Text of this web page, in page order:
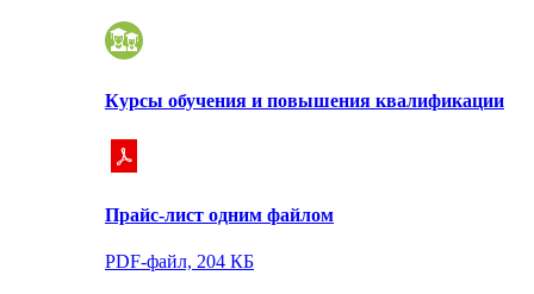
Курсы обучения и повышения квалификации
Прайс-лист одним файлом
PDF-файл, 204 КБ